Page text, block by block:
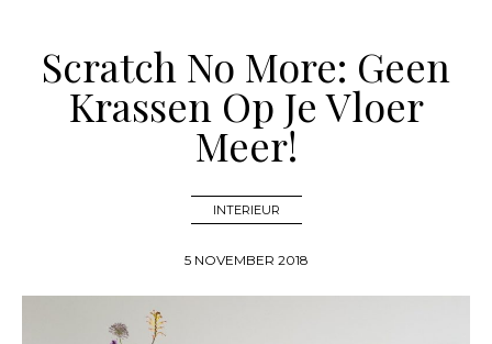
Scratch No More: Geen
Krassen Op Je Vloer
Meer!
INTERIEUR
5 NOVEMBER 2018